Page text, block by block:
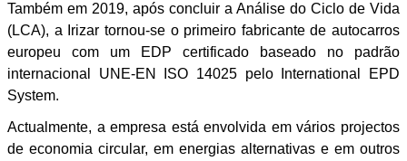
Também em 2019, após concluir a Análise do Ciclo de Vida
(LCA), a Irizar tornou-se o primeiro fabricante de autocarros
europeu com um EDP certificado baseado no padrão
internacional UNE-EN ISO 14025 pelo International EPD
System.
Actualmente, a empresa está envolvida em vários projectos
de economia circular, em energias alternativas e em outros